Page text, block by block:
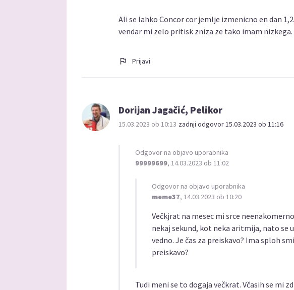
Ali se lahko Concor cor jemlje izmenicno en dan
vendar mi zelo pritisk zniza ze tako imam nizkega.
Prijavi
Dorijan Jagačić, Pelikor
15.03.2023 ob 10:13 zadnji odgovor 15.03.2023 ob 11:16
Odgovor na objavo uporabnika
99999699, 14.03.2023 ob 11:02
Odgovor na objavo uporabnika
meme37, 14.03.2023 ob 10:20
Večkjrat na mesec mi srce
nekaj sekund, kot neka aritmija, nato se
vedno. Je čas za preiskavo? Ima sploh
preiskavo?
Tudi meni se to dogaja večkrat. Včasih se mi